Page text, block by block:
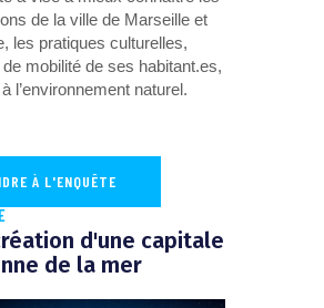
de la ville de Marseille et
les pratiques culturelles,
mobilité de ses habitant.es,
l’environnement naturel.
À L'ENQUÊTE
d'une capitale
de la mer